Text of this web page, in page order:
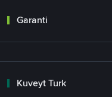
Garanti
Kuveyt Turk